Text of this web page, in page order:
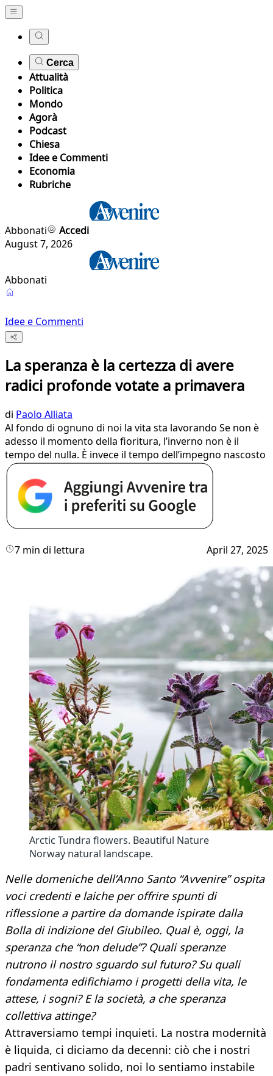
Cerca
Attualità
Politica
Mondo
Agorà
Podcast
Chiesa
Idee e Commenti
Economia
Rubriche
Abbonati
Accedi
August 7, 2026
Abbonati
Idee e Commenti
La speranza è la certezza di avere
radici profonde votate a primavera
di Paolo Alliata
Al fondo di ognuno di noi la vita sta lavorando Se non è
adesso il momento della fioritura, l’inverno non è il
tempo del nulla. È invece il tempo dell’impegno nascosto
7 min di lettura April 27, 2025
Arctic Tundra flowers. Beautiful Nature
Norway natural landscape.
Nelle domeniche dell’Anno Santo “Avvenire” ospita
voci credenti e laiche per offrire spunti di
riflessione a partire da domande ispirate dalla
Bolla di indizione del Giubileo. Qual è, oggi, la
speranza che “non delude”? Quali speranze
nutrono il nostro sguardo sul futuro? Su quali
fondamenta edifichiamo i progetti della vita, le
attese, i sogni? E la società, a che speranza
collettiva attinge?
Attraversiamo tempi inquieti. La nostra modernità
è liquida, ci diciamo da decenni: ciò che i nostri
padri sentivano solido, noi lo sentiamo instabile